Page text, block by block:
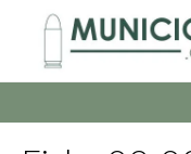
contenido